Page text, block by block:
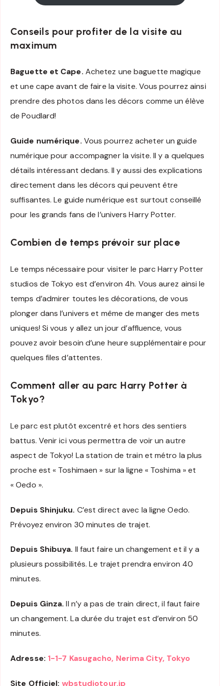
Conseils pour profiter de la visite au
maximum
Baguette et Cape. Achetez une baguette magique
et une cape avant de faire la visite. Vous pourrez ainsi
prendre des photos dans les décors comme un élève
de Poudlard!
Guide numérique. Vous pourrez acheter un guide
numérique pour accompagner la visite. Il y a quelques
détails intéressant dedans. Il y aussi des explications
directement dans les décors qui peuvent être
suffisantes. Le guide numérique est surtout conseillé
pour les grands fans de l’univers Harry Potter.
Combien de temps prévoir sur place
Le temps nécessaire pour visiter le parc Harry Potter
studios de Tokyo est d’environ 4h. Vous aurez ainsi le
temps d’admirer toutes les décorations, de vous
plonger dans l’univers et même de manger des mets
uniques! Si vous y allez un jour d’affluence, vous
pouvez avoir besoin d’une heure supplémentaire pour
quelques files d’attentes.
Comment aller au parc Harry Potter à
Tokyo?
Le parc est plutôt excentré et hors des sentiers
battus. Venir ici vous permettra de voir un autre
aspect de Tokyo! La station de train et métro la plus
proche est « Toshimaen » sur la ligne « Toshima » et
« Oedo ».
Depuis Shinjuku. C’est direct avec la ligne Oedo.
Prévoyez environ 30 minutes de trajet.
Depuis Shibuya. Il faut faire un changement et il y a
plusieurs possibilités. Le trajet prendra environ 40
minutes.
Depuis Ginza. Il n’y a pas de train direct, il faut faire
un changement. La durée du trajet est d’environ 50
minutes.
Adresse: 1-1-7 Kasugacho, Nerima City, Tokyo
Site Officiel: wbstudiotour.jp